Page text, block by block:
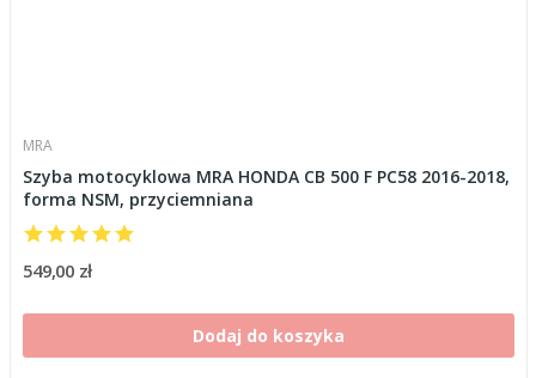
MRA
Szyba motocyklowa MRA HONDA CB 500 F PC58 2016-2018,
forma NSM, przyciemniana
549,00 zł
Dodaj do koszyka